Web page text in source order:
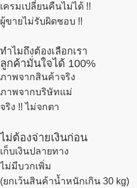
เครมเปลี่ยนคืนไม่ได้ !!
ผู้ขายไม่รับผิดชอบ !!
ทำไมถึงต้องเลือกเรา
ลูกค้ามั่นใจได้ 100%
ภาพจากสินค้าจริง
ภาพจากบริษัทแม่
จริง !! ไม่จกตา
ไม่ต้องจ่ายเงินก่อน
เก็บเงินปลายทาง
ไม่มีบวกเพิ่ม
(ยกเว้นสินค้าน้ำหนักเกิน 30 kg)